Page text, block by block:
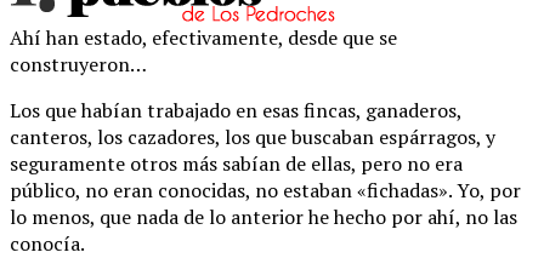
Ahí han estado, efectivamente, desde que se
construyeron…
Los que habían trabajado en esas fincas, ganaderos,
canteros, los cazadores, los que buscaban espárragos, y
seguramente otros más sabían de ellas, pero no era
público, no eran conocidas, no estaban «fichadas». Yo, por
lo menos, que nada de lo anterior he hecho por ahí, no las
conocía.